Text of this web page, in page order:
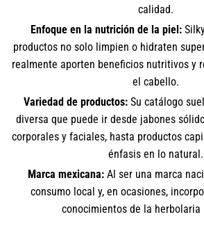
calidad.
Enfoque en la nutrición de la piel:
productos no solo limpien o hidraten
realmente aporten beneficios nutritivos y
el cabello.
Variedad de productos:Su catálogo
diversa que puede ir desde jabones
corporales y faciales, hasta productos
énfasis en lo natural.
Marca mexicana:Al ser una marca
consumo local y, en ocasiones,
conocimientos de la herbolaria